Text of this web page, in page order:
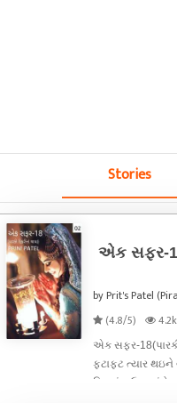
Stories
એક સફર-
by Prit's Patel
(4.8/5)
4.2k
એક સફર-
ફટાફટ ત્યાર
પ્રિયાંશ ઉપર